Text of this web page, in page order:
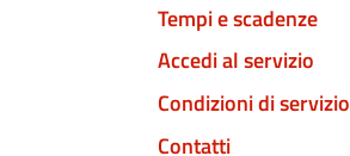
Tempi e scadenze
Accedi al servizio
Condizioni di servizio
Contatti